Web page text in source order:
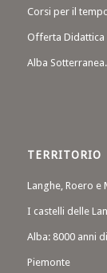
Corsi per il
Offerta Didattica
Alba
TERRITORIO
Langhe, Roero e
I castelli delle
Alba: 8000 anni
Piemonte